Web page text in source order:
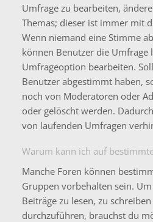
Umfrage zu bearbeiten,
Themas; dieser ist immer mit
Wenn niemand eine Stimme
können Benutzer die Umfrage
Umfrageoption bearbeiten.
Benutzer abgestimmt haben,
noch von Moderatoren oder
oder gelöscht werden.
von laufenden Umfragen
Warum kann ich auf
Manche Foren können
Gruppen vorbehalten sein.
Beiträge zu lesen, zu
durchzuführen, brauchst du